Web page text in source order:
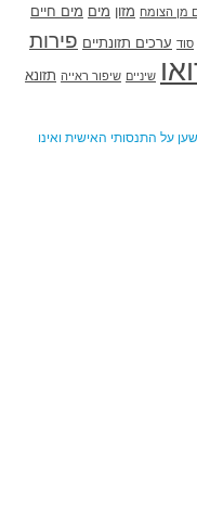
מן הצומח מזון מים מים חיים
סוד ערכים תזונתיים פירות
שיניים שיפור ראייה תזונא
על התנסותי האישית ואינו